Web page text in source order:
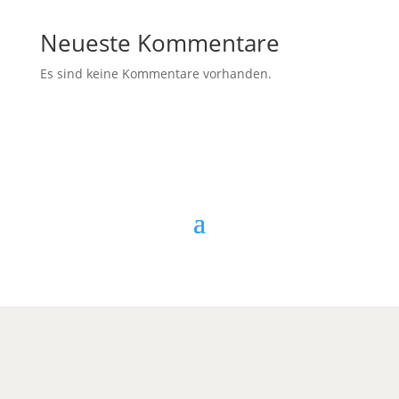
Neueste Kommentare
Es sind keine Kommentare vorhanden.